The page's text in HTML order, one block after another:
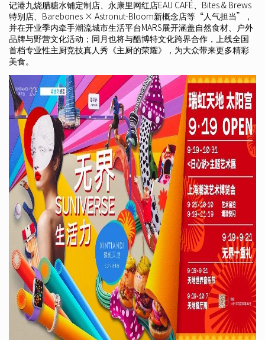
记港九烧腊糖水铺定制店、永康里网红店EAU CAFÉ、Bites & Brews
特别店、Barebones × Astronut-Bloom新概念店等“人气担当”，
并在开业季内牵手潮流城市生活平台MARS展开涵盖自然食材、户外
品牌与野营文化活动；同月也将与酷博特文化跨界合作，上线全国
首档专业性主厨竞技真人秀《主厨的荣耀》，为大众带来更多精彩
美食。